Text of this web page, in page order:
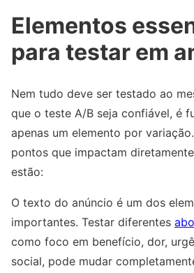
Elementos
para testar em
Nem tudo deve ser testado ao
que o teste A/B seja confiável, é
apenas um elemento por
pontos que impactam
estão:
O texto do anúncio é um dos
importantes. Testar diferentes
como foco em benefício, dor,
social, pode mudar